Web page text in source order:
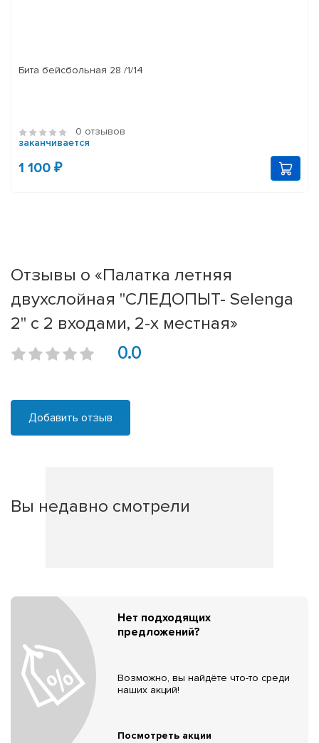
Бита бейсбольная 28 /1/14
0 отзывов
заканчивается
1 100 ₽
Отзывы о «Палатка летняя
двухслойная "СЛЕДОПЫТ- Selenga
2" с 2 входами, 2-х местная»
0.0
Добавить отзыв
Вы недавно смотрели
Нет подходящих
предложений?
Возможно, вы найдёте что-то среди
наших акций!
Посмотреть акции